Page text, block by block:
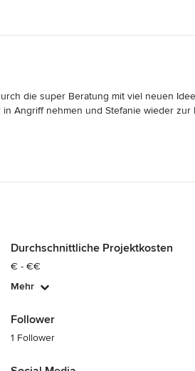
Visitenkarten Design zu erstellen. Wir
für mich. Schnell & unkompliziert.
Design war perfekt und ich bin mega
professionell und hat mich toll
die super Beratung mit viel neuen
Angriff nehmen und Stefanie wieder zur
Durchschnittliche Projektkosten
€ - €€
Mehr
Follower
1 Follower